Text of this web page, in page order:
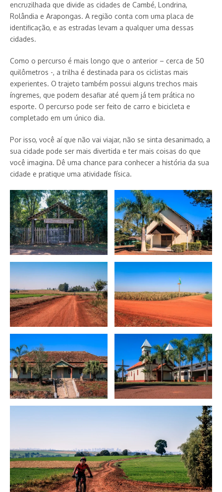
encruzilhada que divide as cidades de Cambé, Londrina,
Rolândia e Arapongas. A região conta com uma placa de
identificação, e as estradas levam a qualquer uma dessas
cidades.
Como o percurso é mais longo que o anterior – cerca de 50
quilômetros -, a trilha é destinada para os ciclistas mais
experientes. O trajeto também possui alguns trechos mais
íngremes, que podem desafiar até quem já tem prática no
esporte. O percurso pode ser feito de carro e bicicleta e
completado em um único dia.
Por isso, você aí que não vai viajar, não se sinta desanimado, a
sua cidade pode ser mais divertida e ter mais coisas do que
você imagina. Dê uma chance para conhecer a história da sua
cidade e pratique uma atividade física.